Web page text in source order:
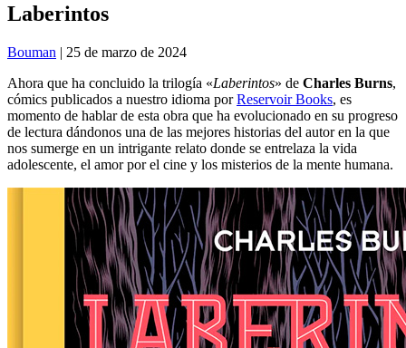
Laberintos
Bouman | 25 de marzo de 2024
Ahora que ha concluido la trilogía «Laberintos» de Charles Burns,
cómics publicados a nuestro idioma porReservoir Books, es
momento de hablar de esta obra que ha evolucionado en su progreso
de lectura dándonos una de las mejores historias del autor en la que
nos sumerge en un intrigante relato donde se entrelaza la vida
adolescente, el amor por el cine y los misterios de la mente humana.